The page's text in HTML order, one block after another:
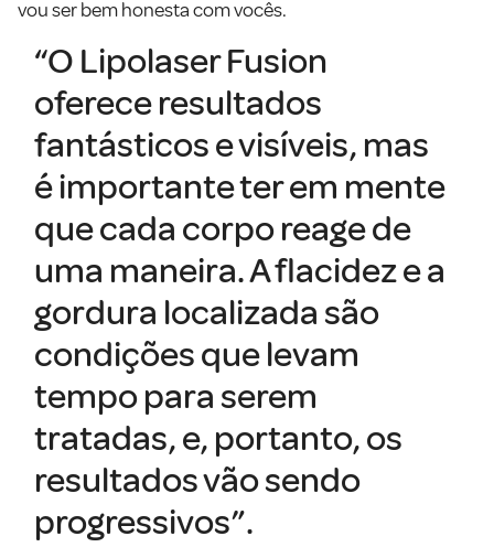
vou ser bem honesta com vocês.
“O Lipolaser Fusion
oferece resultados
fantásticos e visíveis, mas
é importante ter em mente
que cada corpo reage de
uma maneira. A flacidez e a
gordura localizada são
condições que levam
tempo para serem
tratadas, e, portanto, os
resultados vão sendo
progressivos”.